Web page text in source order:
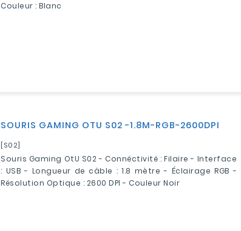
Couleur : Blanc
SOURIS GAMING OTU S02 -1.8M-RGB-2600DPI
[S02]
Souris Gaming OtU S02 - Connéctivité : Filaire - Interface
: USB - Longueur de câble : 1.8 mètre - Éclairage RGB -
Résolution Optique : 2600 DPI - Couleur Noir